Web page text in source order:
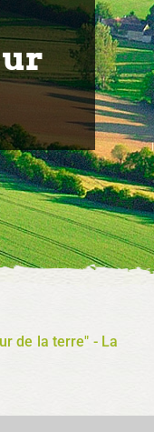
de la terre" - La